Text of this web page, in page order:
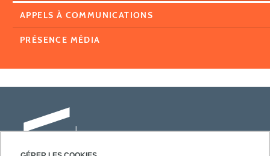
APPELS À COMMUNICATIONS
PRÉSENCE MÉDIA